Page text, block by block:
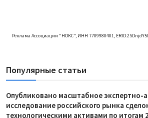
Реклама Ассоциации "НОКС", ИНН 7709980401,
Популярные статьи
Опубликовано масштабное экспертно-
исследование российского рынка
технологическими активами по итогам